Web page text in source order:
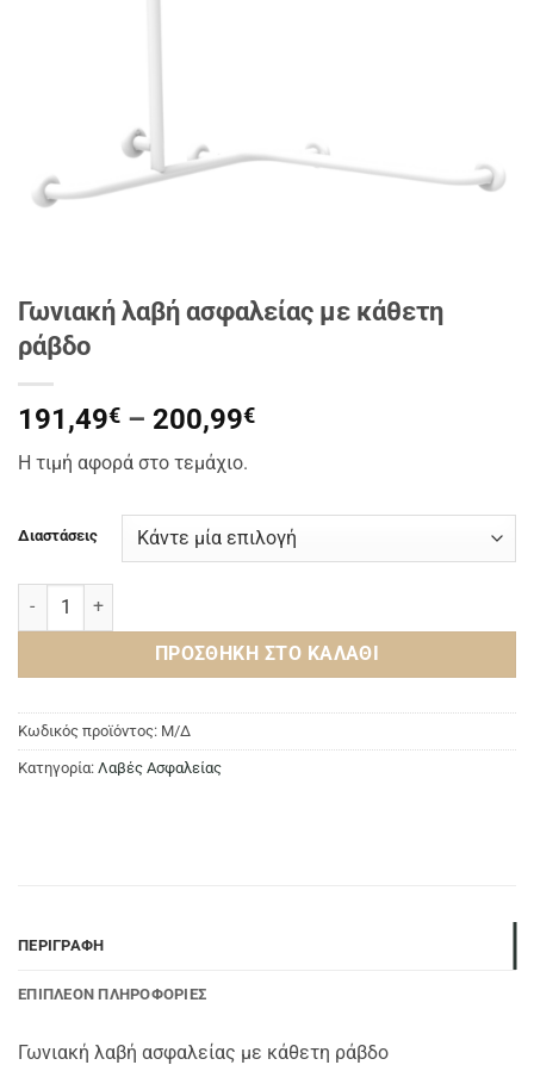
Γωνιακή λαβή ασφαλείας με κάθετη
ράβδο
191,49€ – 200,99€Price
200,99€
Η τιμή αφορά στο τεμάχιο.
Διαστάσεις
Γωνιακή λαβή ασφαλείας με κάθετη ράβδο ποσότητα
ΠΡΟΣΘΉΚΗ ΣΤΟ ΚΑΛΆΘΙ
Κωδικός προϊόντος: Μ/Δ
Κατηγορία: Λαβές Ασφαλείας
ΠΕΡΙΓΡΑΦΉ
ΕΠΙΠΛΈΟΝ ΠΛΗΡΟΦΟΡΊΕΣ
Γωνιακή λαβή ασφαλείας με κάθετη ράβδο